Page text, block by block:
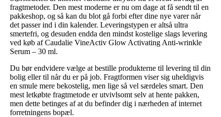
fragtmetoder. Den mest moderne er nu om dage at få sendt til en
pakkeshop, og så kan du blot gå forbi efter dine nye varer når
det passer ind i din kalender. Leveringstypen er altså ultra
smertefri, og desuden endda den mindst kostelige slags levering
ved køb af Caudalie VineActiv Glow Activating Anti-wrinkle
Serum – 30 ml.
Du bør endvidere vælge at bestille produkterne til levering til din
bolig eller til når du er på job. Fragtformen viser sig uheldigvis
en smule mere bekostelig, men lige så vel særdeles smart. Den
mest letkøbte fragtmetode er utvivlsomt selv at hente pakken,
men dette betinges af at du befinder dig i nærheden af internet
forretningens bopæl.